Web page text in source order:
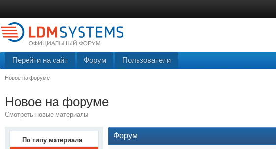
Перейти на сайт Форум Пользователи
Новое на форуме
Новое на форуме
Смотреть новые материалы
По типу материала
Форум